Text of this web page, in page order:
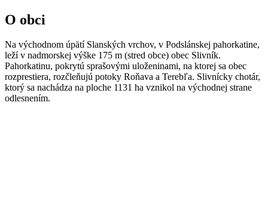
O obci
Na východnom úpätí Slanských vrchov, v Podslánskej pahorkatine,
leží v nadmorskej výške 175 m (stred obce) obec Slivník.
Pahorkatinu, pokrytú sprašovými uloženinami, na ktorej sa obec
rozprestiera, rozčleňujú potoky Roňava a Terebľa. Slivnícky chotár,
ktorý sa nachádza na ploche 1131 ha vznikol na východnej strane
odlesnením.